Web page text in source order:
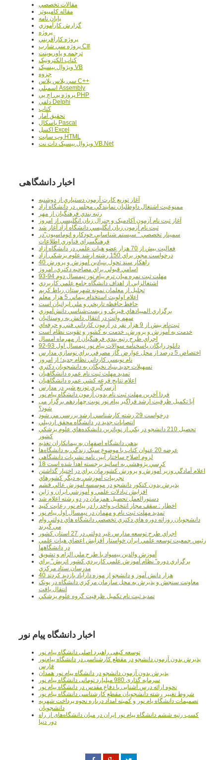
مقالات تخصصي
مقاله کامپیوتر
پایان نامه
گزارش کارآموزي
پروژه
پروژه کارآفريني
پروژه سي شارپ C#
ترجمه و پاورپوينت
کتاب الکترونيک
ويژوال بيسيک VB
جزوه
سي پلاس پلاس C++
اسمبلي Assembly
پروژه پي اچ پي PHP
دلفي Delphi
کتاب
تحقيق آمار
پاسکال Pascal
اکسل Excel
وب سايت HTML
ويژوال بيسيک دات نت VB.Net
اخبار دانشگاهی
آغاز توزيع کارت آزمون دستياري از دوشنبه
ممنوعيت اشتغال داوطلبان نمايندگي مجلس در دانشگاه آزاد
رتبه بندي فرهنگيان از مهر
آغاز ثبت نام آزمون آکادميک و جنرال زبان انگليسي از امروز
ثبت نام آزمون زبان انگليسي دانشگاه آزاد آغاز شد
سمينار تخصصي " سيستم شناسايي خودکارو اتوماسيون"در
فرهنگسراي فناوري اطلاعات
فعاليت بيش از 70 هزار عضو هيات علمي در دانشگاه آزاد
درخواست مجوز براي 150 رشته ارشد علوم پزشکي آزاد
40 راهکار سند تحول بنيادين آموزش و پرورش
اسامي قبولي براي مصاحبه دکتري، امروز
مهلت ثبت نمره میان ترم پیام نور نیمسال دوم 94-93
اشتغالزايي از اهداف دانشگاه جامع علمي کاربردي
تجليل از معلمان نمونه شهرستان رباط کريم
اعلام اولويت استخدام پيماني 5 هزار معلم
حافظ حافظه تاريخي و ملي ايرانيان است
برگزاري المپيادهاي فيزيک و زيست‌شناسي دانش‌آموزي
سهم وانت در انتقال دانش به روستائيان
ثبت‌نام بيش از 9 هزار نفر در آزمون کارداني فني و حرفه‌اي
خدمت به آموزش و پرورش، خدمت به کشور و تقويت نظام است
اجراي طرح رتبه بندي فرهنگيان از مهرماه امسال
دانلود رایگان پاسخنامه سوالات پیام نور نیمسال اول 93-92
اختصاص 5 درصد از محل عوارض گاز مصرفي براي نوسازي مدارس
نام نويسي کارداني نظام جديد؛ از امروز
تسهيلات جديد بنياد نخبگان به دانشجويان دکتري
تمديد مهلت ثبت نام عمره دانشگاهيان
اعلام نتايج قرعه کشي عمره دانشگاهيان
ازسرگيري توزيع شير در مدارس
فردا آخرین مهلت ثبت نام بدون آزمون دانشگاه پیام نور
آیا تکمیل ظرفیت ارشد فراگیر پیام نور نوبت چهاردهم برگزار می
شود؟
درخواست 29 رشته کارشناسي ارشد بررسي مي شود
انتصابات جديد در دانشگاه محقق اردبيلي
تحصيل 210 دانشجو در يکي از نوپاترين دانشکده‌هاي علوم پزشکي
کشور
بدهي دانشگاه اصفهان به پيمانکاران تغذيه
عرضه 20 عنوان کتاب با موضوع سبک زندگي به دانشگاه‌ها
لزوم اصلاح ساختار آيين نامه نشريات دانشگاهي
18 کرسي پژوهشي به اساتيد برجسته اهدا شده است
اعلام آمادگي وزير آموزش و پرورش کشورمان براي در اختيار گذاشتن
تجربيات آموزشي به ديگر کشورهاي
پذيرش بدون کنکور دانشجو در موسسه آموزش عالي قشم
افزايش تبادلات علمي و آموزشي ايران و ژاپن
دستورالعمل تحصیل همزمان در دو رشته اعلام شد
اخطار : سقف مجاز انتخاب واحد را در پیام نور رعایت کنید
تمدید مهلت ثبت نام و مهمان در نیمسال اول پیام نور
دانشجويان روزانه دوره هاي دكتري تخصصي دانشگاه هاي دولتي وام
مي گيرند
اجراي طرح توسعه مدارس غير دولتي در 27 استان کشور
رئيس جمعيت توسعه علمي ايران خواستار افزايش اعضاي هيات علمي
در دانشگاهها
آموزش والدين بيسواد با طرح ملي الزام و تشويق
برگزاري دوره" نظام آموزش علمي كاربردي كشور اتريش" براي
مدرسان ستاد مرکزي
40 هزار دانش آموز و دانشجو از موزه دارآباد بازديد کردند
معاونت سنجش و پذيرش به محل سازمان مرکزي دانشگاه در پونک
انتقال يافت
تمديد ثبت نام تکميل ظرفيت گروه علوم پزشکي
اخبار دانشگاه پیام نور
توسعه کیفی راهبرد اصلی دانشگاه پیام نور
پذیرش بدون آزمون دانشجو در مقطع کارشناسی در دانشگاه پیام‌نور
فارس
پذیرش بدون آزمون دانشجو در دانشگاه پیام نور همدان
سرمایه گذاری 980 میلیارد تومانی دانشگاه پیام نور
نحوه ارائه درس آشنایی با دفاع مقدس در دانشگاه پیام نور
شروط تغییر رشته دانشجویان مقطع کارشناسی دانشگاه پیام نور
تصمیمات دانشگاه یام نور و کمیته امداد درباره نحوه پرداخت شهریه
دانشجویان
کسب رتبه ششم دانشگاه پیام نور ایران در میان دانشگاه‌های از راه
دور دنیا